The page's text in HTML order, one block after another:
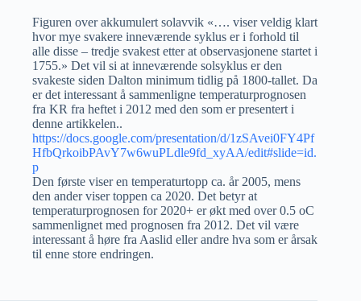
Figuren over akkumulert solavvik «…. viser veldig klart
hvor mye svakere inneværende syklus er i forhold til
alle disse – tredje svakest etter at observasjonene startet i
1755.» Det vil si at inneværende solsyklus er den
svakeste siden Dalton minimum tidlig på 1800-tallet. Da
er det interessant å sammenligne temperaturprognosen
fra KR fra heftet i 2012 med den som er presentert i
denne artikkelen..
https://docs.google.com/presentation/d/1zSAvei0FY4Pf
HfbQrkoibPAvY7w6wuPLdle9fd_xyAA/edit#slide=id.
p
Den første viser en temperaturtopp ca. år 2005, mens
den ander viser toppen ca 2020. Det betyr at
temperaturprognosen for 2020+ er økt med over 0.5 oC
sammenlignet med prognosen fra 2012. Det vil være
interessant å høre fra Aaslid eller andre hva som er årsak
til enne store endringen.